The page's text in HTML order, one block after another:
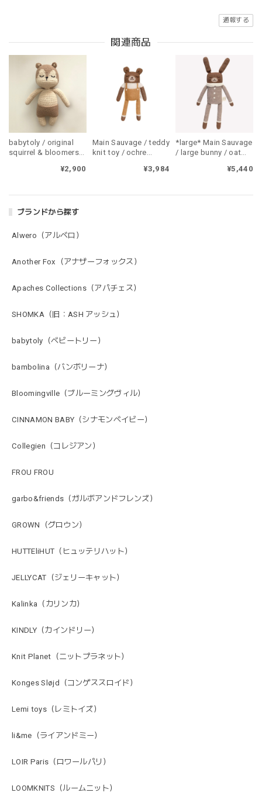
ブランドから探す
Alwero（アルベロ）
Another Fox（アナザーフォックス）
Apaches Collections（アパチェス）
SHOMKA（旧：ASH アッシュ）
babytoly（ベビートリー）
bambolina（バンボリーナ）
Bloomingville（ブルーミングヴィル）
CINNAMON BABY（シナモンベイビー）
Collegien（コレジアン）
FROU FROU
garbo&friends（ガルボアンドフレンズ）
GROWN（グロウン）
HUTTEliHUT（ヒュッテリハット）
JELLYCAT（ジェリーキャット）
Kalinka（カリンカ）
KINDLY（カインドリー）
Knit Planet（ニットプラネット）
Konges Sløjd（コンゲススロイド）
Lemi toys（レミトイズ）
li&me（ライアンドミー）
LOIR Paris（ロワールパリ）
LOOMKNITS（ルームニット）
通報する
関連商品
babytoly / original
squirrel & bloomers
¥2,900
Main Sauvage / teddy
knit toy / ochre
¥3,984
*large* Main Sauvage
/ large bunny / oat
¥5,440